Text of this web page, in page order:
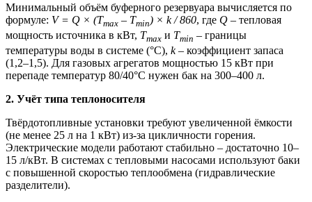
Минимальный объём буферного резервуара вычисляется по
формуле: V = Q × (Tmax – Tmin) × k / 860, где Q – тепловая
мощность источника в кВт, Tmax и Tmin – границы
температуры воды в системе (°C), k– коэффициент запаса
(1,2–1,5). Для газовых агрегатов мощностью 15 кВт при
перепаде температур 80/40°С нужен бак на 300–400 л.
2. Учёт типа теплоносителя
Твёрдотопливные установки требуют увеличенной ёмкости
(не менее 25 л на 1 кВт) из-за цикличности горения.
Электрические модели работают стабильно – достаточно 10–
15 л/кВт. В системах с тепловыми насосами используют баки
с повышенной скоростью теплообмена (гидравлические
разделители).